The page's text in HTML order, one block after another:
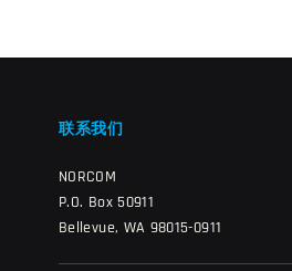
联系我们
NORCOM
P.O. Box 50911
Bellevue, WA 98015-0911